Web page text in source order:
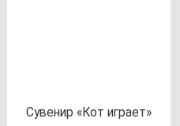
Суве­нир «Кот иг­ра­ет»